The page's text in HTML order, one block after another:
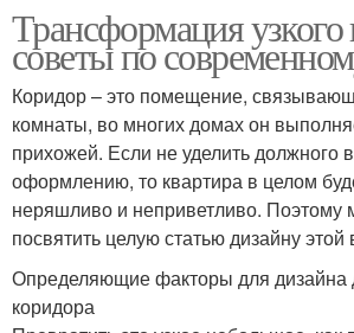
Трансформация узкого
советы по
Коридор – это помещение,
комнаты, во многих домах он
прихожей. Если не уделить должного
оформлению, то квартира в целом
неряшливо и неприветливо.
посвятить целую статью дизайну
Определяющие факторы для дизайна
коридора